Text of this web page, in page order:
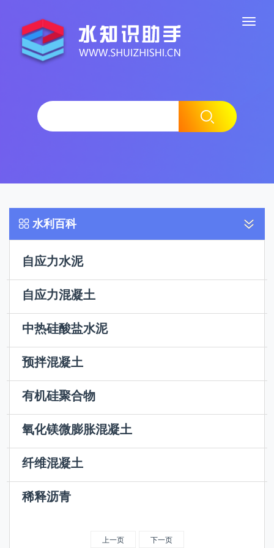
水利百科
自应力水泥
在硬化过程中，以自身体积膨胀使拌制的混凝土产生预应
力（参见补偿收缩混凝土）的一类水泥。这类水泥的膨胀
机理与膨胀水泥相同，只是水泥组成中膨胀组分含量较
多，膨胀值较大。由于在受约束条件下（如钢筋混凝土中
钢筋的约束）进行水化...
自应力混凝土
用特种胶凝材料（自应力水泥）加砂、石、水制成的并配
有钢筋的混凝土，又称化学预应力混凝土。这种混凝土在
凝固结硬并获得一定的黏结强度后，由于水泥的化学反
应，水泥胶体会发生膨胀，并带着其中黏结良好的钢筋共
同变形，即钢筋被拉长...
中热硅酸盐水泥
以适当成分的硅酸盐水泥熟料，加入适量石膏，磨细制成
的具有中等水化热的水硬性胶凝材料，简称中热水泥。其
标号分为425、525两种。中热硅酸盐水泥是中国为了和
国际上命名一致，由原硅酸盐大坝水泥改名而得。中热水
泥的技术要求与原大坝...
预拌混凝土
集中制作，以商品形式供应用户的混凝土，又称商品混凝
土。预拌混凝土具有集中生产与统一供应等特点，为采用
新技术与新材料、实行严格的质量控制、选择合理的运距
以及改进施工方法等创造了有利条件。预拌混凝土在节省
资源、能源，提高施...
有机硅聚合物
分子结构主链由硅氧键构成，侧链通过硅原子与有机基团
相连接的元素聚合物。它是性能优良的合成高分子材料，
兼备有机材料和无机材料的双重特性。按分子量大小及侧
链基团不同，分为线形低分子量的液体状硅油、高分子量
的硅橡胶及分子量不...
氧化镁微膨胀混凝土
采用高镁水泥或外掺轻烧MgO粉配制的，能产生延迟性
膨胀的混凝土。氧化镁微膨胀混凝土的配制有内掺和外掺
两种方式：内掺是指利用高镁水泥（MgO≤5%）配制混
凝土；外掺是指在混凝土中适量掺入经一定温度煅烧、磨
纤维混凝土
在水泥砂浆或小骨料混凝土基材中分散掺入适量短小纤维
制成的复合材料。常采用的纤维有钢纤维、玻璃纤维、合
稀释沥青
上一页 下一页